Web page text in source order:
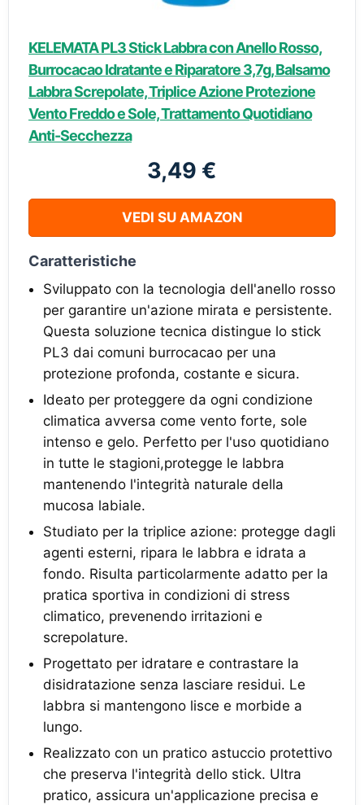
KELEMATA PL3 Stick Labbra con Anello Rosso,
Burrocacao Idratante e Riparatore 3,7g, Balsamo
Labbra Screpolate, Triplice Azione Protezione
Vento Freddo e Sole, Trattamento Quotidiano
Anti-Secchezza
3,49 €
VEDI SU AMAZON
Caratteristiche
Sviluppato con la tecnologia dell'anello rosso
per garantire un'azione mirata e persistente.
Questa soluzione tecnica distingue lo stick
PL3 dai comuni burrocacao per una
protezione profonda, costante e sicura.
Ideato per proteggere da ogni condizione
climatica avversa come vento forte, sole
intenso e gelo. Perfetto per l'uso quotidiano
in tutte le stagioni,protegge le labbra
mantenendo l'integrità naturale della
mucosa labiale.
Studiato per la triplice azione: protegge dagli
agenti esterni, ripara le labbra e idrata a
fondo. Risulta particolarmente adatto per la
pratica sportiva in condizioni di stress
climatico, prevenendo irritazioni e
screpolature.
Progettato per idratare e contrastare la
disidratazione senza lasciare residui. Le
labbra si mantengono lisce e morbide a
lungo.
Realizzato con un pratico astuccio protettivo
che preserva l'integrità dello stick. Ultra
pratico, assicura un'applicazione precisa e